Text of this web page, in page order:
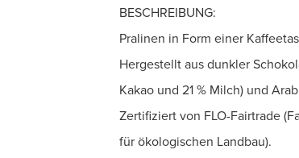
BESCHREIBUNG:
Pralinen in Form einer
Hergestellt aus dunkler
Kakao und 21 % Milch) und
Zertifiziert von FLO-Fairtrade
für ökologischen Landbau).